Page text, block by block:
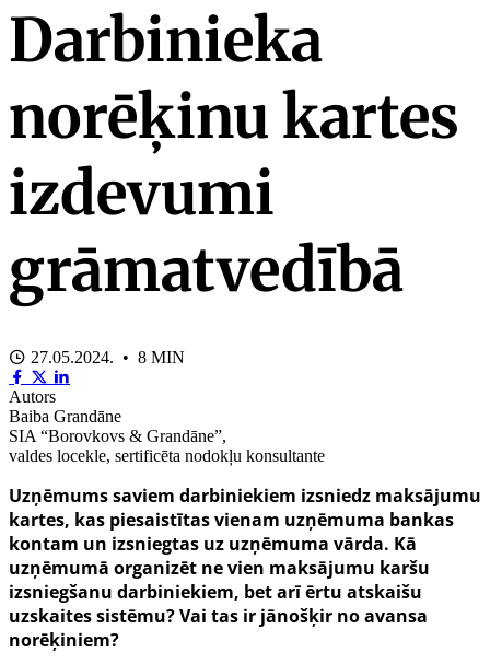
Darbinieka
norēķinu kartes
izdevumi
grāmatvedībā
27.05.2024. • 8 MIN
Autors
Baiba Grandāne
SIA “Borovkovs & Grandāne”,
valdes locekle, sertificēta nodokļu konsultante
Uzņēmums saviem darbiniekiem izsniedz maksājumu
kartes, kas piesaistītas vienam uzņēmuma bankas
kontam un izsniegtas uz uzņēmuma vārda. Kā
uzņēmumā organizēt ne vien maksājumu karšu
izsniegšanu darbiniekiem, bet arī ērtu atskaišu
uzskaites sistēmu? Vai tas ir jānošķir no avansa
norēķiniem?